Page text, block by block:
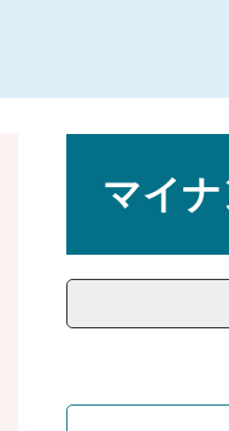
マイ